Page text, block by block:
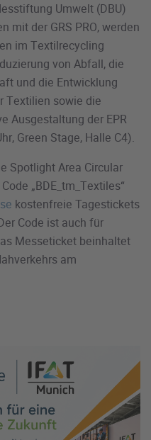
Umwelt (DBU)
mit der GRS PRO, werden
im Textilrecycling
von Abfall, die
und die Entwicklung
Textilien sowie die
Ausgestaltung der EPR
Green Stage, Halle C4).
Spotlight Area Circular
„BDE_tm_Textiles“
kostenfreie Tagestickets
Code ist auch für
Messeticket beinhaltet
am